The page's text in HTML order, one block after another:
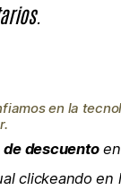
en la
de descuentoen
clickeando en